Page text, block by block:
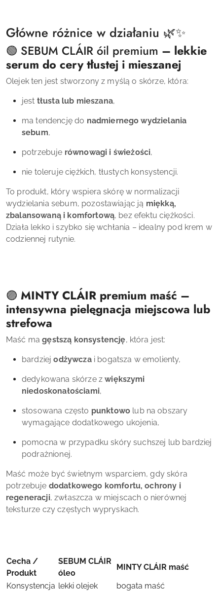
Główne różnice w działaniu 🌿✨
🟢 SEBUM CLÁIR óil premium – lekkie
serum do cery tłustej i mieszanej
Olejek ten jest stworzony z myślą o skórze, która:
jest tłusta lub mieszana,
ma tendencję do nadmiernego wydzielania
sebum,
potrzebuje równowagi i świeżości,
nie toleruje ciężkich, tłustych konsystencji.
To produkt, który wspiera skórę w normalizacji
wydzielania sebum, pozostawiając ją miękką,
zbalansowaną i komfortową, bez efektu ciężkości.
Działa lekko i szybko się wchłania – idealny pod krem w
codziennej rutynie.
🟣 MINTY CLÁIR premium maść –
intensywna pielęgnacja miejscowa lub
strefowa
Maść ma gęstszą konsystencję, która jest:
bardziej odżywcza i bogatsza w emolienty,
dedykowana skórze z większymi
niedoskonałościami,
stosowana często punktowo lub na obszary
wymagające dodatkowego ukojenia,
pomocna w przypadku skóry suchszej lub bardziej
podrażnionej.
Maść może być świetnym wsparciem, gdy skóra
potrzebuje dodatkowego komfortu, ochrony i
regeneracji, zwłaszcza w miejscach o nierównej
teksturze czy częstych wypryskach.
Cecha /
Produkt
SEBUM CLÁIR
óleo
MINTY CLÁIR maść
Konsystencja lekki olejek bogata maść